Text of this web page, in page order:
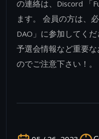
の連絡は、Discord 「
ます。 会員の方は、
DAO」に参加してくだ
予選会情報など重要
のでご注意下さい！。